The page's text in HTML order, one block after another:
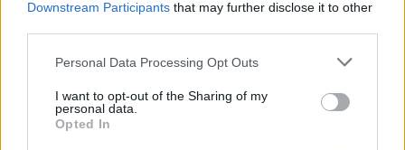
Downstream Participants that may further disclose it to other
Personal Data Processing Opt Outs
I want to opt-out of the Sharing of my
personal data.
Opted In